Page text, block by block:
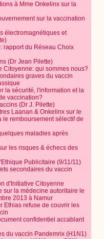
à Mme Onkelinx sur la
sur la vaccination
électromagnétiques et
rapport du Réseau Choix
(Dr Jean Pilette)
Citoyenne: qui sommes nous?
graves du vaccin
la sécurité, l'information et la
vaccination?
(Dr J. Pilette)
Laanan & Onkelinx sur le
le remboursement sélectif de
maladies après
les risques & échecs des
Publicitaire (9/11/11)
secondaires du vaccin
d'Initiative Citoyenne
sur la médecine autoritaire le
2013 à Namur
Ethias refuse de couvrir les
confidentiel accablant
du vaccin Pandemrix (H1N1)